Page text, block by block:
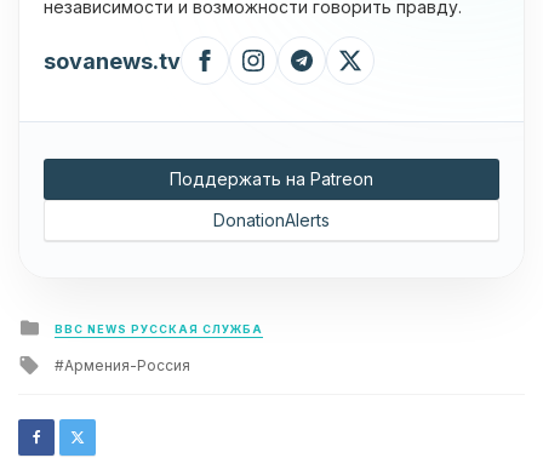
независимости и возможности говорить правду.
sovanews.tv
Поддержать на Patreon
DonationAlerts
Posted
in
BBC NEWS РУССКАЯ СЛУЖБА
Tagged
with
Армения-Россия